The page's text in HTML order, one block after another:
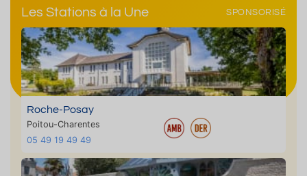
Les Stations à la Une SPONSORISÉ
Roche-Posay
Poitou-Charentes
05 49 19 49 49